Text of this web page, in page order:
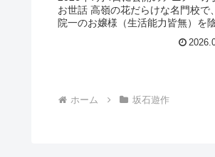
はどこで見れる？今すぐ視
できる動画配信サービスを
お世話 高嶺の花だらけな名門校で
院一のお嬢様（生活能力皆無）を陰
今すぐ視聴できる動画配信サービス
ビューもまとめています。
ホーム 坂石遊作